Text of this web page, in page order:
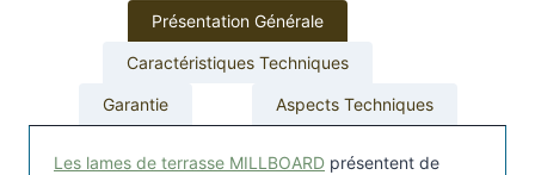
e
r
r
s
s
Présentation Générale
Caractéristiques Techniques
Garantie Aspects Techniques
Les lames de terrasse MILLBOARD présentent de